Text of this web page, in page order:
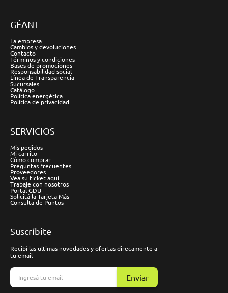
GÉANT
La empresa
Cambios y devoluciones
Contacto
Términos y condiciones
Bases de promociones
Responsabilidad social
Línea de Transparencia
Sucursales
Catálogo
Política energética
Política de privacidad
SERVICIOS
Mis pedidos
Mi carrito
Cómo comprar
Preguntas frecuentes
Proveedores
Vea su ticket aquí
Trabaje con nosotros
Portal GDU
Solicitá la Tarjeta Más
Consulta de Puntos
Suscríbite
Recibí las ultimas novedades y ofertas direcamente a
tu email
Enviar